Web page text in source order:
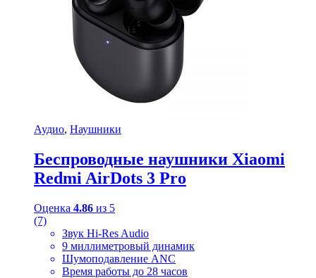
Аудио, Наушники
Беспроводные наушники Xiaomi
Redmi AirDots 3 Pro
Оценка 4.86 из 5
(7)
Звук Hi-Res Audio
9 миллиметровый динамик
Шумоподавление ANC
Время работы до 28 часов